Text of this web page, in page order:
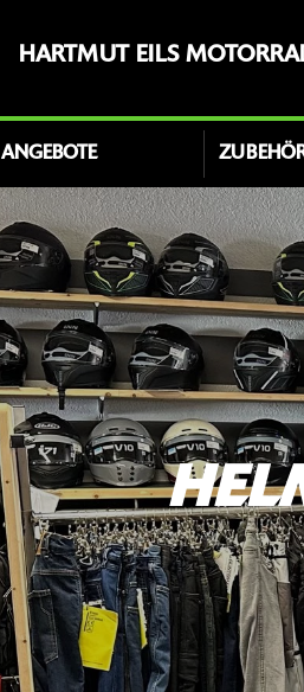
HARTMUT EILS
ANGEBOTE